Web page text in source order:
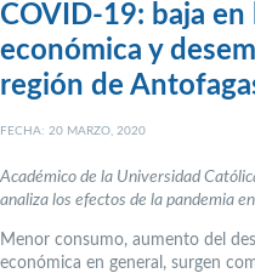
COVID-19: baja en
económica y
región de
FECHA: 20 MARZO, 2020
Académico de la Universidad
analiza los efectos de la pandemia
Menor consumo, aumento del
económica en general, surgen